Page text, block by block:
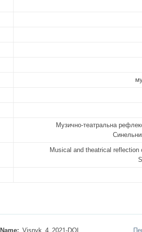
Музично-театральна
Musical and theatrical
Name: Visnyk_4_2021-DOI ...